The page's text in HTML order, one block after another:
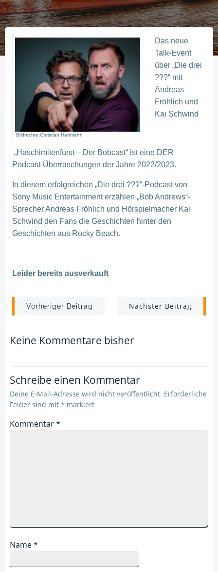
Bildrechte:Christian Hartmann
Das neue
Talk-Event
über „Die drei
???“ mit
Andreas
Fröhlich und
Kai Schwind
„Haschimitenfürst – Der Bobcast“ ist eine DER
Podcast-Überraschungen der Jahre 2022/2023.
In diesem erfolgreichen „Die drei ???“-Podcast von
Sony Music Entertainment erzählen „Bob Andrews“-
Sprecher Andreas Fröhlich und Hörspielmacher Kai
Schwind den Fans die Geschichten hinter den
Geschichten aus Rocky Beach.
Leider bereits ausverkauft
Post
navigation
Vorheriger Beitrag
Post
navigation
Nächster Beitrag
Keine Kommentare bisher
Schreibe einen Kommentar
Deine E-Mail-Adresse wird nicht veröffentlicht. Erforderliche
Felder sind mit * markiert
Kommentar*
Name*